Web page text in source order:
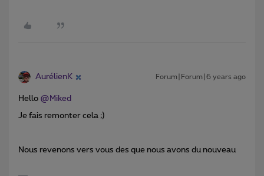
AurélienK Forum|Forum|6 years ago
Hello @Miked
Je fais remonter cela ;)
Nous revenons vers vous des que nous avons du nouveau